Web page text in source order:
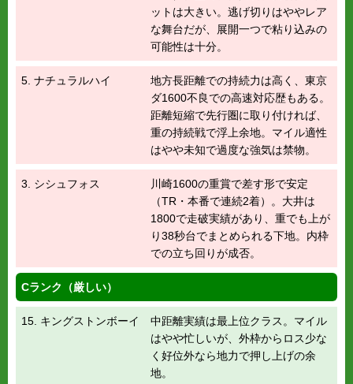
ットは大きい。逃げ切りはややレア
な舞台だが、展開一つで粘り込みの
可能性は十分。
5. ナチュラルハイ
地方長距離での持続力は高く、東京
ダ1600不良での高速対応歴もある。
距離短縮で先行圏に取り付ければ、
重の持続戦で浮上余地。マイル適性
はやや未知で過度な強気は禁物。
3. シシュフォス
川崎1600の重賞で差す形で安定
（TR・本番で連続2着）。大井は
1800で走破実績があり、重でも上が
り38秒台でまとめられる下地。内枠
での立ち回りが成否。
Cランク（厳しい）
15. キングストンボーイ
中距離実績は最上位クラス。マイル
はやや忙しいが、外枠からロス少な
く好位外なら地力で押し上げの余
地。